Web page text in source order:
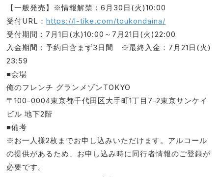
【一般発売】※情報解禁：6月30日(火)10:00
受付URL：https://l-tike.com/toukondaina/
受付期間：7月1日(水)10:00～7月21日(火)22:00
入金期間：予約日含まず3日間 ※最終入金：7月21日(火)
23:59
■会場
俺のフレンチ グランメゾンTOKYO
〒100-0004東京都千代田区大手町1丁目7-2東京サンケイ
ビル 地下2階
■備考
※お一人様2枚までお申し込みいただけます。アルコール
の提供があるため、お申し込み時に同行者情報のご登録が
必要です。